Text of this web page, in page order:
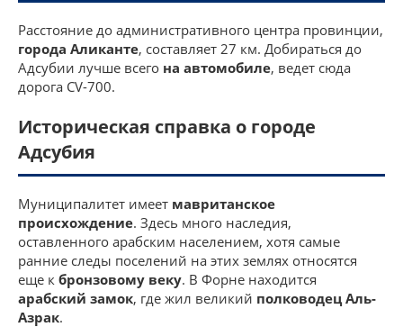
Расстояние до административного центра провинции,
города Аликанте, составляет 27 км. Добираться до
Адсубии лучше всего на автомобиле, ведет сюда
дорога CV-700.
Историческая справка о городе
Адсубия
Муниципалитет имеет мавританское
происхождение. Здесь много наследия,
оставленного арабским населением, хотя самые
ранние следы поселений на этих землях относятся
еще к бронзовому веку. В Форне находится
арабский замок, где жил великий полководец Аль-
Азрак.